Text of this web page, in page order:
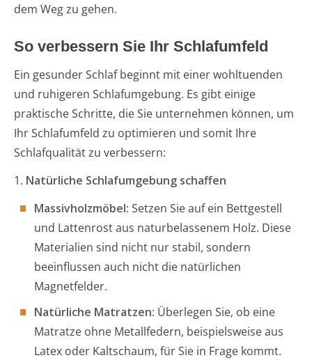
dem Weg zu gehen.
So verbessern Sie Ihr Schlafumfeld
Ein gesunder Schlaf beginnt mit einer wohltuenden
und ruhigeren Schlafumgebung. Es gibt einige
praktische Schritte, die Sie unternehmen können, um
Ihr Schlafumfeld zu optimieren und somit Ihre
Schlafqualität zu verbessern:
1. Natürliche Schlafumgebung schaffen
Massivholzmöbel: Setzen Sie auf ein Bettgestell
und Lattenrost aus naturbelassenem Holz. Diese
Materialien sind nicht nur stabil, sondern
beeinflussen auch nicht die natürlichen
Magnetfelder.
Natürliche Matratzen: Überlegen Sie, ob eine
Matratze ohne Metallfedern, beispielsweise aus
Latex oder Kaltschaum, für Sie in Frage kommt.